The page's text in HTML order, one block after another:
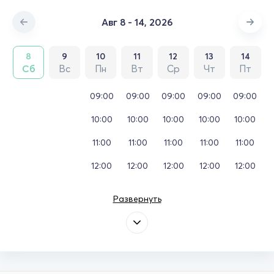
Авг 8 - 14, 2026
8
Сб
9
Вс
10
Пн
11
Вт
12
Ср
13
Чт
14
Пт
09:00
10:00
11:00
12:00
09:00
10:00
11:00
12:00
09:00
10:00
11:00
12:00
09:00
10:00
11:00
12:00
09:00
10:00
11:00
12:00
Развернуть